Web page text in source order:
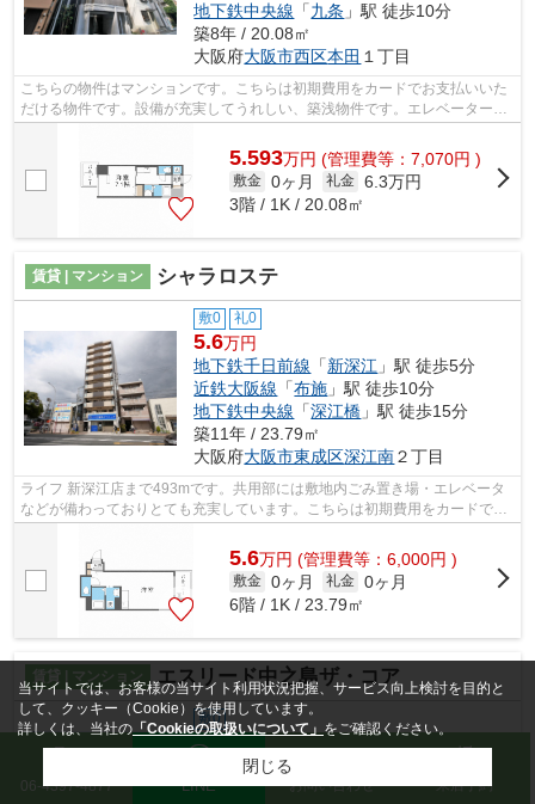
地下鉄中央線 「九条 」駅 徒歩10分
築8年 / 20.08㎡
大阪府大阪市西区本田 １丁目
こちらの物件はマンションです。こちらは初期費用をカードでお支払いいた
だける物件です。設備が充実してうれしい、築浅物件です。エレベーターが
5.593万円 (管理費等：7,070円 )
敷金 0ヶ月 礼金 6.3万円
3階 / 1K / 20.08㎡
賃貸 | マンション シャラロステ
敷0 礼0
5.6万円
地下鉄千日前線 「新深江 」駅 徒歩5分
近鉄大阪線 「布施 」駅 徒歩10分
地下鉄中央線 「深江橋 」駅 徒歩15分
築11年 / 23.79㎡
大阪府大阪市東成区深江南２丁目
ライフ 新深江店まで493mです。共用部には敷地内ごみ置き場・エレベータ
などが備わっておりとても充実しています。こちらは初期費用をカードでお
5.6万円 (管理費等：6,000円 )
敷金 0ヶ月 礼金 0ヶ月
6階 / 1K / 23.79㎡
賃貸 | マンション エスリード中之島ザ・コア
敷0
5.6 5.93
地下鉄千日前線
地下鉄中央線「九条」駅 徒歩10分
06-4397-4877 LINE お問い合わせ 来店予約
当サイトでは、お客様の当サイト利用状況把握、サービス向上検討を目的と
して、クッキー（Cookie）を使用しています。
詳しくは、当社の「Cookieの取扱いについて」をご確認ください。
閉じる